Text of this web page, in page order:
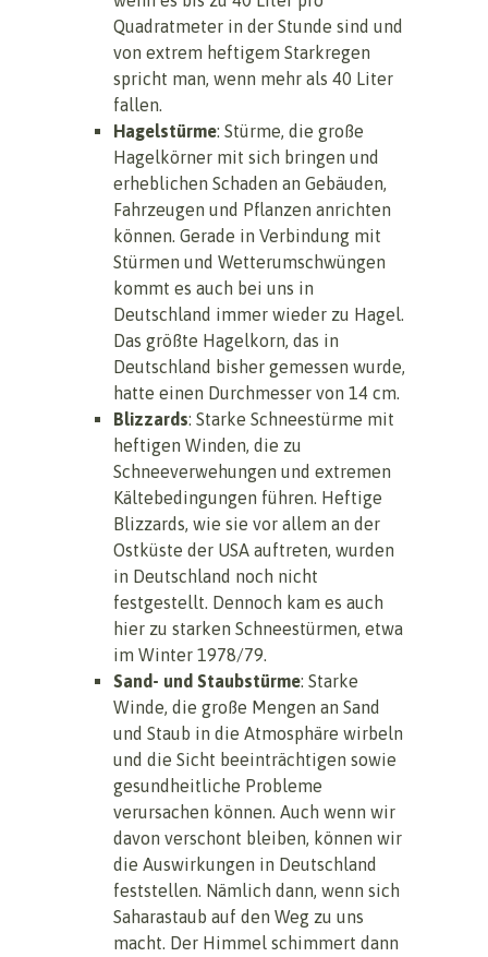
Quadratmeter in der Stunde sind und
von extrem heftigem Starkregen
spricht man, wenn mehr als 40 Liter
fallen.
Hagelstürme: Stürme, die große
Hagelkörner mit sich bringen und
erheblichen Schaden an Gebäuden,
Fahrzeugen und Pflanzen anrichten
können. Gerade in Verbindung mit
Stürmen und Wetterumschwüngen
kommt es auch bei uns in
Deutschland immer wieder zu Hagel.
Das größte Hagelkorn, das in
Deutschland bisher gemessen wurde,
hatte einen Durchmesser von 14 cm.
Blizzards: Starke Schneestürme mit
heftigen Winden, die zu
Schneeverwehungen und extremen
Kältebedingungen führen. Heftige
Blizzards, wie sie vor allem an der
Ostküste der USA auftreten, wurden
in Deutschland noch nicht
festgestellt. Dennoch kam es auch
hier zu starken Schneestürmen, etwa
im Winter 1978/79.
Sand- und Staubstürme: Starke
Winde, die große Mengen an Sand
und Staub in die Atmosphäre wirbeln
und die Sicht beeinträchtigen sowie
gesundheitliche Probleme
verursachen können. Auch wenn wir
davon verschont bleiben, können wir
die Auswirkungen in Deutschland
feststellen. Nämlich dann, wenn sich
Saharastaub auf den Weg zu uns
macht. Der Himmel schimmert dann